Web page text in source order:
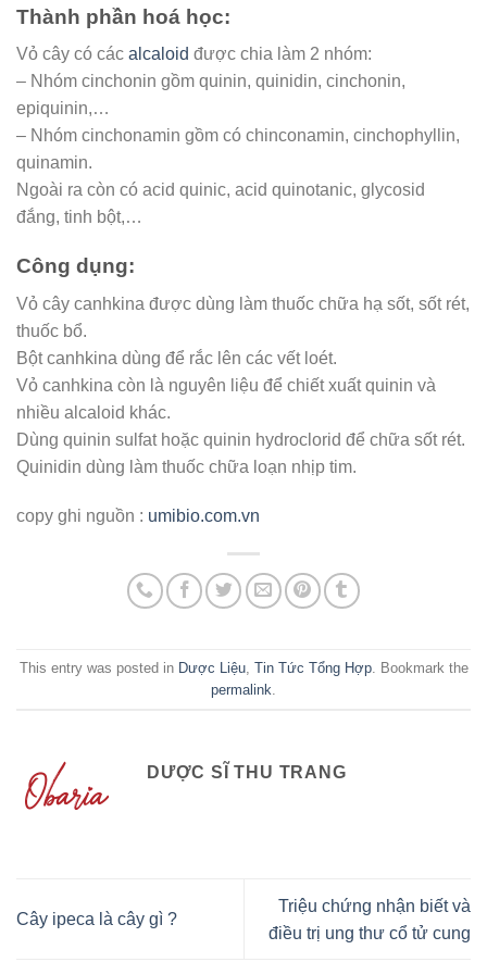
Thành phần hoá học:
Vỏ cây có các alcaloid được chia làm 2 nhóm:
– Nhóm cinchonin gồm quinin, quinidin, cinchonin,
epiquinin,…
– Nhóm cinchonamin gồm có chinconamin, cinchophyllin,
quinamin.
Ngoài ra còn có acid quinic, acid quinotanic, glycosid
đắng, tinh bột,…
Công dụng:
Vỏ cây canhkina được dùng làm thuốc chữa hạ sốt, sốt rét,
thuốc bổ.
Bột canhkina dùng để rắc lên các vết loét.
Vỏ canhkina còn là nguyên liệu để chiết xuất quinin và
nhiều alcaloid khác.
Dùng quinin sulfat hoặc quinin hydroclorid để chữa sốt rét.
Quinidin dùng làm thuốc chữa loạn nhịp tim.
copy ghi nguồn : umibio.com.vn
This entry was posted in Dược Liệu, Tin Tức Tổng Hợp. Bookmark the
permalink
DƯỢC SĨ THU TRANG
Cây ipeca là cây gì ?
Triệu chứng nhận biết và
điều trị ung thư cổ tử cung